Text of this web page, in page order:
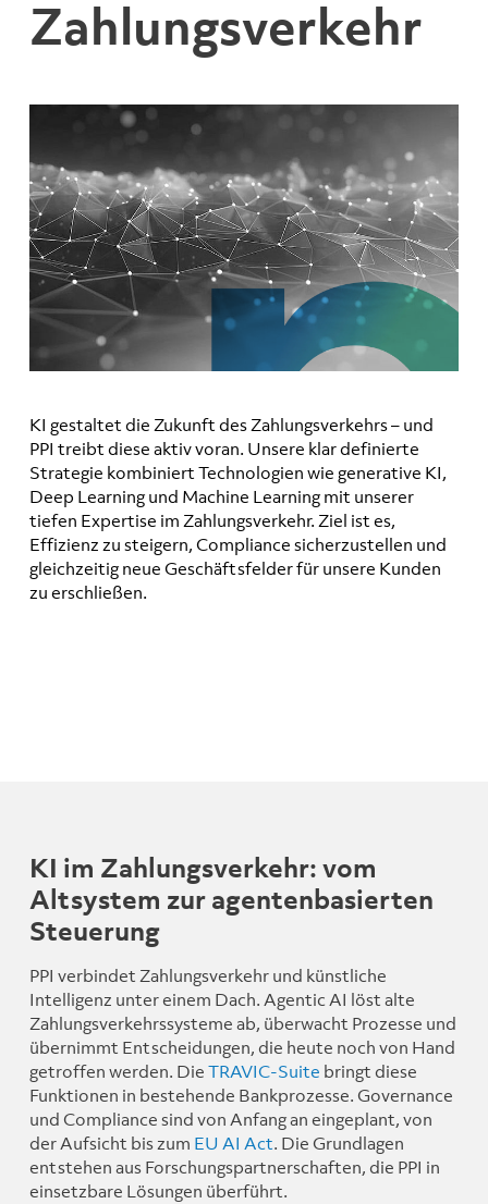
Zahlungsverkehr
KI gestaltet die Zukunft des Zahlungsverkehrs – und
PPI treibt diese aktiv voran. Unsere klar definierte
Strategie kombiniert Technologien wie generative KI,
Deep Learning und Machine Learning mit unserer
tiefen Expertise im Zahlungsverkehr. Ziel ist es,
Effizienz zu steigern, Compliance sicherzustellen und
gleichzeitig neue Geschäftsfelder für unsere Kunden
zu erschließen.
KI im Zahlungsverkehr: vom
Altsystem zur agentenbasierten
Steuerung
PPI verbindet Zahlungsverkehr und künstliche
Intelligenz unter einem Dach. Agentic AI löst alte
Zahlungsverkehrssysteme ab, überwacht Prozesse und
übernimmt Entscheidungen, die heute noch von Hand
getroffen werden. Die TRAVIC-Suite bringt diese
Funktionen in bestehende Bankprozesse. Governance
und Compliance sind von Anfang an eingeplant, von
der Aufsicht bis zum EU AI Act. Die Grundlagen
entstehen aus Forschungspartnerschaften, die PPI in
einsetzbare Lösungen überführt.